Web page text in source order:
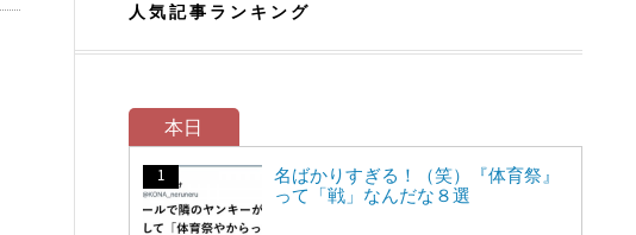
人気記事ランキング
本日
名ばかりすぎる！（笑）『体育祭』
って「戦」なんだな８選